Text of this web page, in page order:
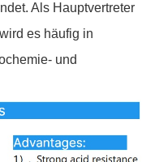
Als Hauptvertreter
es häufig in
und